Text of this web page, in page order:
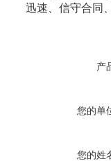
迅速、信守合同
产
您的单
您的姓